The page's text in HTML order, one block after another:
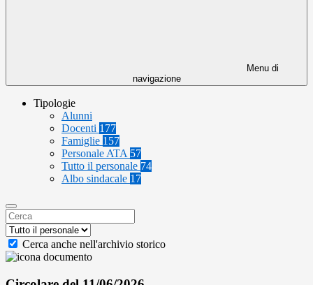
Menu di
navigazione
Tipologie
Alunni
Docenti 177
Famiglie 157
Personale ATA 57
Tutto il personale 74
Albo sindacale 17
Cerca anche nell'archivio storico